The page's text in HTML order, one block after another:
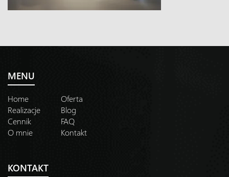
MENU
Home
Oferta
Realizacje
Blog
Cennik
FAQ
O mnie
Kontakt
KONTAKT